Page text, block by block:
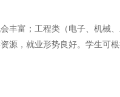
丰富；工程类（电子、机械
源，就业形势良好。学生可